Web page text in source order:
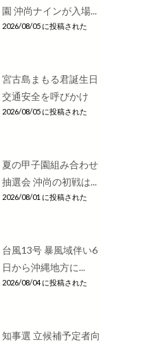
園 沖尚ナインが入場...
2026/08/05 に投稿された
宮古島まもる君誕生日
交通安全を呼びかけ
2026/08/05 に投稿された
夏の甲子園組み合わせ
抽選会 沖尚の初戦は...
2026/08/01 に投稿された
台風13号 暴風域伴い6
日から沖縄地方に...
2026/08/04 に投稿された
知事選 立候補予定者向